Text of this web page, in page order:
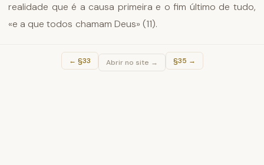
realidade que é a causa primeira e o fim último de tudo,
«e a que todos chamam Deus» (11).
← §33 Abrir no site → §35 →